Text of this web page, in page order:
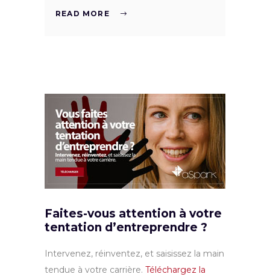
READ MORE
Faites-vous attention à votre
tentation d’entreprendre ?
Intervenez, réinventez, et saisissez la main
tendue à votre carrière. Téléchargez la